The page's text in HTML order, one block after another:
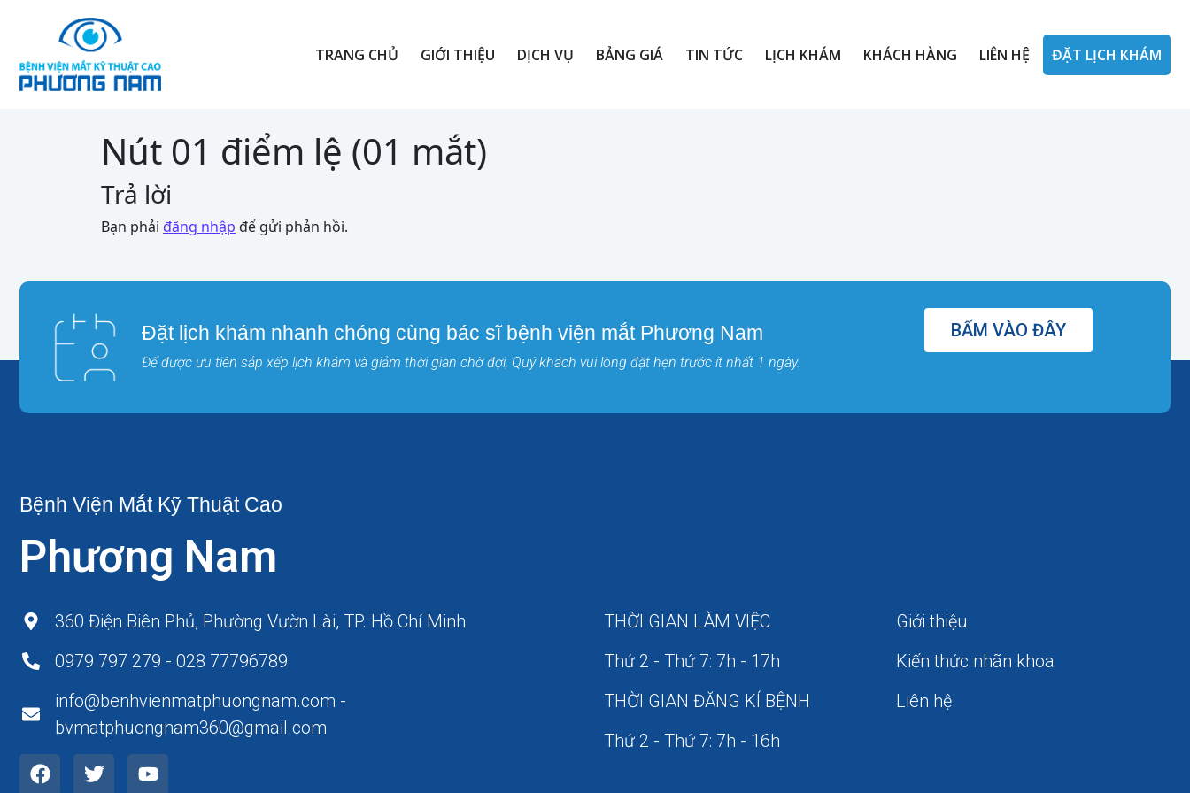
TRANG CHỦ GIỚI THIỆU DỊCH VỤ BẢNG GIÁ TIN TỨC LỊCH KHÁM KHÁCH HÀNG LIÊN HỆ ĐẶT LỊCH KHÁM
Nút 01 điểm lệ (01 mắt)
Trả lời
Bạn phải đăng nhập để gửi phản hồi.
Đặt lịch khám nhanh chóng cùng bác sĩ bệnh viện mắt Phương Nam
Để được ưu tiên sắp xếp lịch khám và giảm thời gian chờ đợi, Quý khách vui lòng đặt hẹn trước ít nhất 1 ngày.
BẤM VÀO ĐÂY
Bệnh Viện Mắt Kỹ Thuật Cao
Phương Nam
360 Điện Biên Phủ, Phường Vườn Lài, TP. Hồ Chí Minh
0979 797 279 - 028 77796789
info@benhvienmatphuongnam.com -
bvmatphuongnam360@gmail.com
THỜI GIAN LÀM VIỆC
Thứ 2 - Thứ 7: 7h - 17h
THỜI GIAN ĐĂNG KÍ BỆNH
Thứ 2 - Thứ 7: 7h - 16h
Giới thiệu
Kiến thức nhãn khoa
Liên hệ